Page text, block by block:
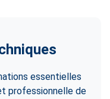
essentielles
professionnelle de